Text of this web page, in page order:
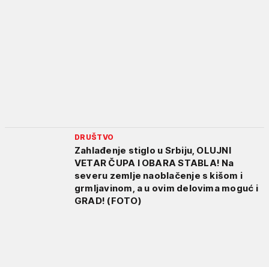
DRUŠTVO
Zahlađenje stiglo u Srbiju, OLUJNI
VETAR ČUPA I OBARA STABLA! Na
severu zemlje naoblačenje s kišom i
grmljavinom, a u ovim delovima moguć i
GRAD! (FOTO)